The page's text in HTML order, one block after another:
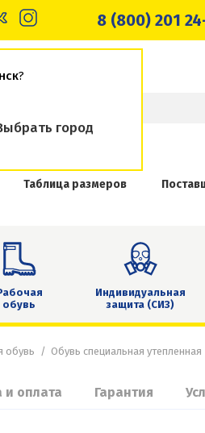
?
город
8 (800) 201
Таблица размеров
обувь
Индивидуальная
защита (СИЗ)
обувь Обувь специальная утепленная
и оплата Гарантия